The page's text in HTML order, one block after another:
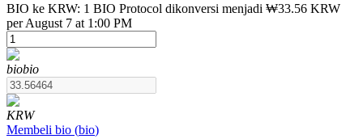
USDT Berjangka
BIO ke KRW: 1 BIO Protocol dikonversi menjadi ₩33.56 KRW
per August 7 at 1:00 PM
biobio
KRW
Membeli bio (bio)